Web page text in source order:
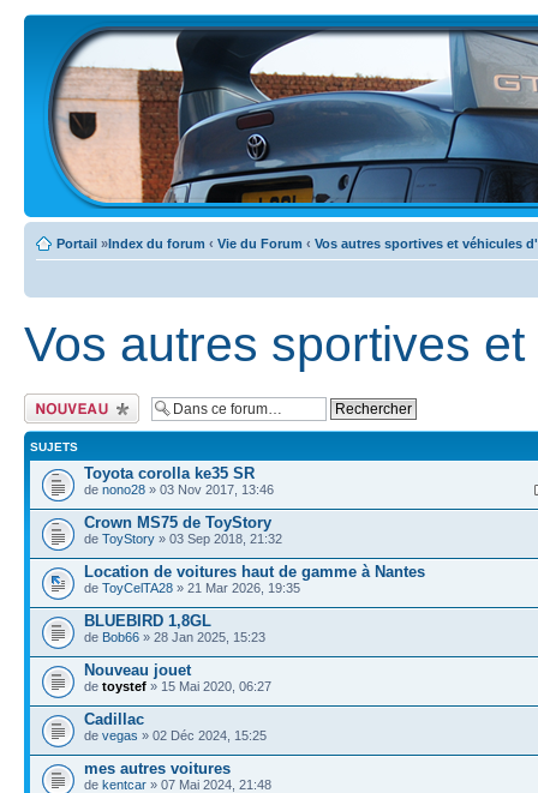
Portail »Index du forum ‹ Vie du Forum ‹ Vos autres sportives et véhicules
Vos autres sportives
Ecrire un nouveau
sujet
SUJETS
Toyota corolla ke35 SR
de nono28 » 03 Nov 2017, 13:46
Crown MS75 de ToyStory
de ToyStory » 03 Sep 2018, 21:32
Location de voitures haut de gamme à Nantes
de ToyCelTA28 » 21 Mar 2026, 19:35
BLUEBIRD 1,8GL
de Bob66 » 28 Jan 2025, 15:23
Nouveau jouet
de toystef » 15 Mai 2020, 06:27
Cadillac
de vegas » 02 Déc 2024, 15:25
mes autres voitures
de kentcar » 07 Mai 2024, 21:48